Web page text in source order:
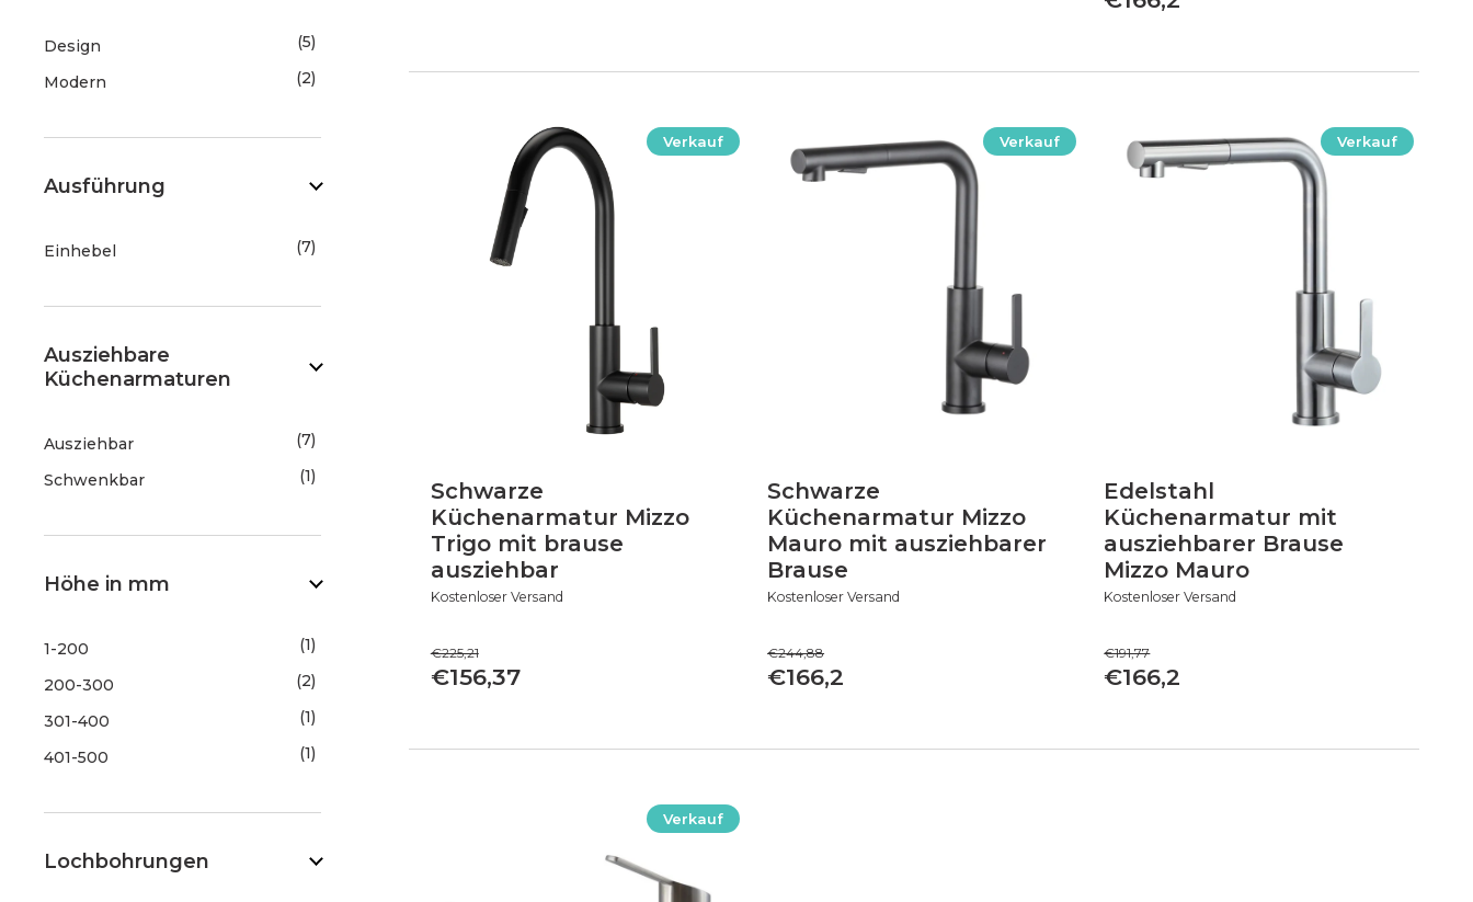
Design 5
Modern 2
Ausführung
Einhebel 7
Ausziehbare
Küchenarmaturen
Ausziehbar 7
Schwenkbar 1
Höhe in mm
1-200 1
200-300 2
301-400 1
401-500 1
Lochbohrungen
Verkauf
Schwarze
Küchenarmatur Mizzo
Trigo mit brause
ausziehbar
Kostenloser Versand
€156,37
€225,21
Verkauf
Schwarze
Küchenarmatur Mizzo
Mauro mit ausziehbarer
Brause
Kostenloser Versand
€166,2
€244,88
Verkauf
Edelstahl
Küchenarmatur mit
ausziehbarer Brause
Mizzo Mauro
Kostenloser Versand
€166,2
€191,77
Verkauf